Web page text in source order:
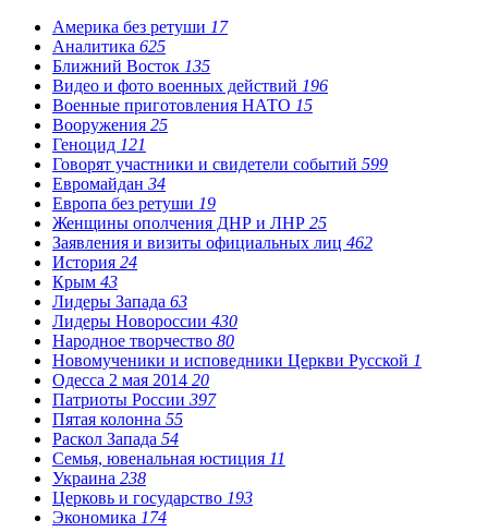
Америка без ретуши 17
Аналитика 625
Ближний Восток 135
Видео и фото военных действий 196
Военные приготовления НАТО 15
Вооружения 25
Геноцид 121
Говорят участники и свидетели событий 599
Евромайдан 34
Европа без ретуши 19
Женщины ополчения ДНР и ЛНР 25
Заявления и визиты официальных лиц 462
История 24
Крым 43
Лидеры Запада 63
Лидеры Новороссии 430
Народное творчество 80
Новомученики и исповедники Церкви Русской 1
Одесса 2 мая 2014 20
Патриоты России 397
Пятая колонна 55
Раскол Запада 54
Семья, ювенальная юстиция 11
Украина 238
Церковь и государство 193
Экономика 174